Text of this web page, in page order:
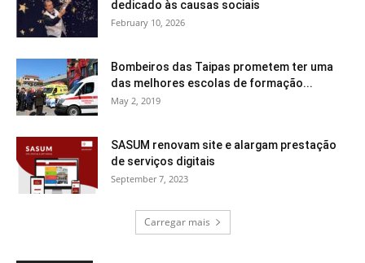
dedicado às causas sociais
February 10, 2026
Bombeiros das Taipas prometem ter uma
das melhores escolas de formação...
May 2, 2019
SASUM renovam site e alargam prestação
de serviços digitais
September 7, 2023
Carregar mais